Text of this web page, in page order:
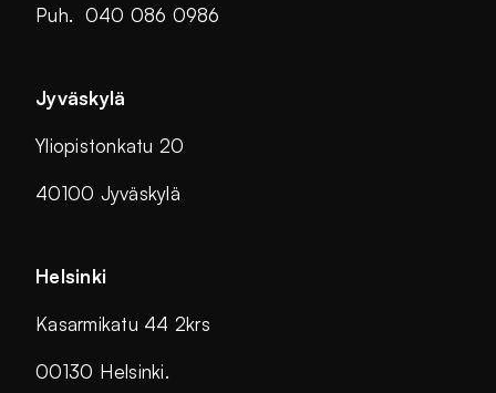
Puh. 040 086 0986
Jyväskylä
Yliopistonkatu 20
40100 Jyväskylä
Helsinki
Kasarmikatu 44 2krs
00130 Helsinki.